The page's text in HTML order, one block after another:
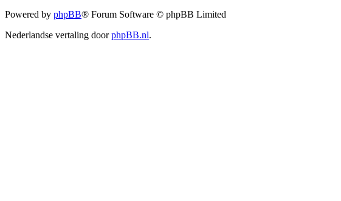
Powered by phpBB® Forum Software © phpBB Limited
Nederlandse vertaling doorphpBB.nl.